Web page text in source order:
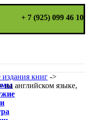
+ 7 (925) 099 46 10
книг ->
английском языке,